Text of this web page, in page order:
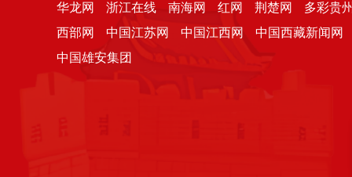
华龙网
浙江在线 南海网 红网 荆楚网
多彩贵
西部网
中国江苏网 中国江西网
中国西藏新闻网
中国雄安集团